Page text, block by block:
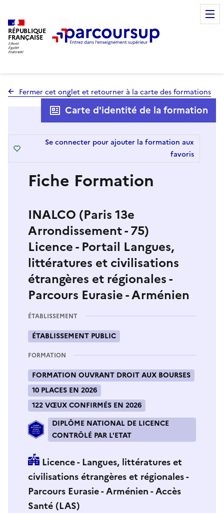
RÉPUBLIQUE
FRANÇAISE
Fermer cet onglet et retourner à la carte des formations
Fiche Formation
INALCO (Paris 13e
Arrondissement - 75)
Licence - Portail Langues,
littératures et civilisations
étrangères et régionales -
Parcours Eurasie - Arménien
ÉTABLISSEMENT
ÉTABLISSEMENT PUBLIC
FORMATION
FORMATION OUVRANT DROIT AUX BOURSES
10 PLACES EN 2026
122 VŒUX CONFIRMÉS EN 2026
DIPLÔME NATIONAL DE LICENCE
CONTRÔLÉ PAR L'ETAT
Licence - Langues, littératures et
civilisations étrangères et régionales -
Parcours Eurasie - Arménien - Accès
Santé (LAS)
Carte d'identité de la formation
Se connecter pour ajouter la formation aux
favoris